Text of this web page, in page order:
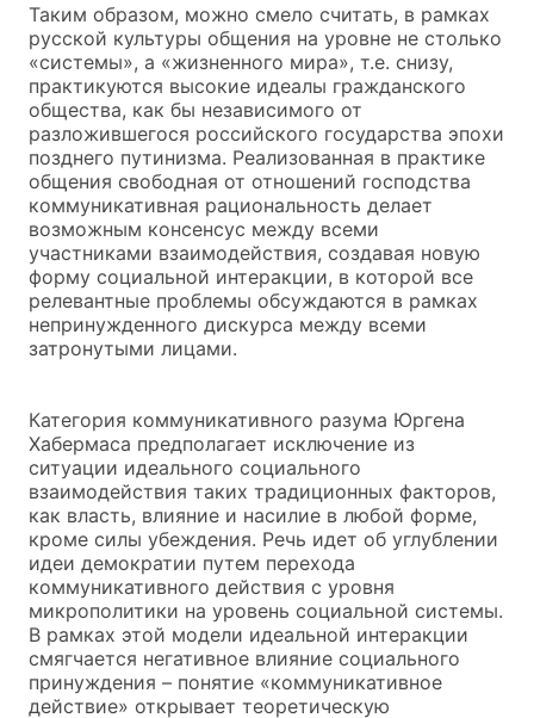
Таким образом, можно смело считать, в рамках
русской культуры общения на уровне не столько
«системы», а «жизненного мира», т.е. снизу,
практикуются высокие идеалы гражданского
общества, как бы независимого от
разложившегося российского государства эпохи
позднего путинизма. Реализованная в практике
общения свободная от отношений господства
коммуникативная рациональность делает
возможным консенсус между всеми
участниками взаимодействия, создавая новую
форму социальной интеракции, в которой все
релевантные проблемы обсуждаются в рамках
непринужденного дискурса между всеми
затронутыми лицами.
Категория коммуникативного разума Юргена
Хабермаса предполагает исключение из
ситуации идеального социального
взаимодействия таких традиционных факторов,
как власть, влияние и насилие в любой форме,
кроме силы убеждения. Речь идет об углублении
идеи демократии путем перехода
коммуникативного действия с уровня
микрополитики на уровень социальной системы.
В рамках этой модели идеальной интеракции
смягчается негативное влияние социального
принуждения – понятие «коммуникативное
действие» открывает теоретическую